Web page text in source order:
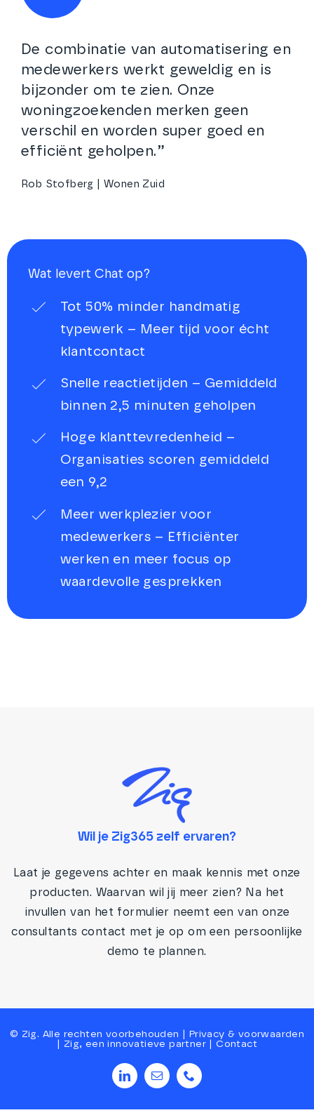
De combinatie van automatisering en
medewerkers werkt geweldig en is
bijzonder om te zien. Onze
woningzoekenden merken geen
verschil en worden super goed en
efficiënt geholpen.”
Rob Stofberg | Wonen Zuid
Wat levert Chat op?
Tot 50% minder handmatig
typewerk – Meer tijd voor écht
klantcontact
Snelle reactietijden – Gemiddeld
binnen 2,5 minuten geholpen
Hoge klanttevredenheid –
Organisaties scoren gemiddeld
een 9,2
Meer werkplezier voor
medewerkers – Efficiënter
werken en meer focus op
waardevolle gesprekken
Wil je Zig365 zelf ervaren?
Laat je gegevens achter en maak kennis met onze
producten. Waarvan wil jij meer zien? Na het
invullen van het formulier neemt een van onze
consultants contact met je op om een persoonlijke
demo te plannen.
© Zig. Alle rechten voorbehouden | Privacy & voorwaarden
Zig, een innovatieve partner |Contact